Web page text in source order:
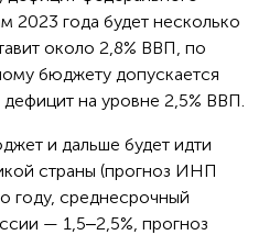
2023 года будет несколько
около 2,8% ВВП, по
бюджету допускается
на уровне 2,5% ВВП.
и дальше будет идти
страны (прогноз ИНП
году, среднесрочный
— 1,5‒2,5%, прогноз